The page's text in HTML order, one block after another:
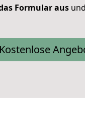
Formular aus
Kostenlose